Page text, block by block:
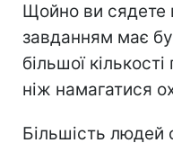
Щойно ви сядете
завданням має
більшої
ніж намагатися
Більшість